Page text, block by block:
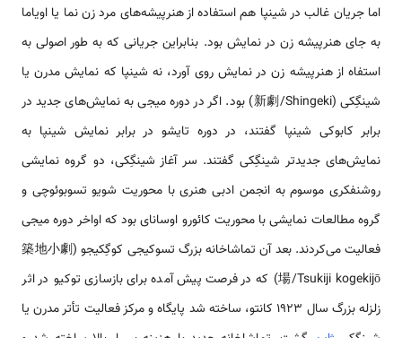
اما جریان غالب در شینپا هم استفاده از هنرپیشه‌های مرد زن نما یا اویاما
به جای هنرپیشه زن در نمایش بود. بنابراین جریانی که به طور اصولی به
استفاه از هنرپیشه زن در نمایش روی آورد، نه شینپا که نمایش مدرن یا
شینگِکی (新劇/Shingeki) بود. اگر در دوره میجی به نمایش‌های جدید در
برابر کابوکی شینپا ‌گفتند، در دوره تایشو در برابر نمایش شینپا به
نمایش‌های جدیدتر شینگِکی گفتند. سر آغاز شینگِکی، دو گروه نمایشی
روشنفکری موسوم به انجمن ادبی هنری با محوریت شویو تسوبوئوچی و
گروه مطالعات نمایشی با محوریت کائورو اوسانای بود که اواخر دوره میجی
فعالیت می‌کردند. بعد آن تماشاخانه بزرگ تسوکیجی کوگِکیجو (築地小劇
場/Tsukiji kogekijō) که در فرصت پیش آمده برای بازسازی توکیو در اثر
زلزله بزرگ سال 1923 کانتو، ساخته شد پایگاه و مرکز فعالیت تأتر مدرن یا